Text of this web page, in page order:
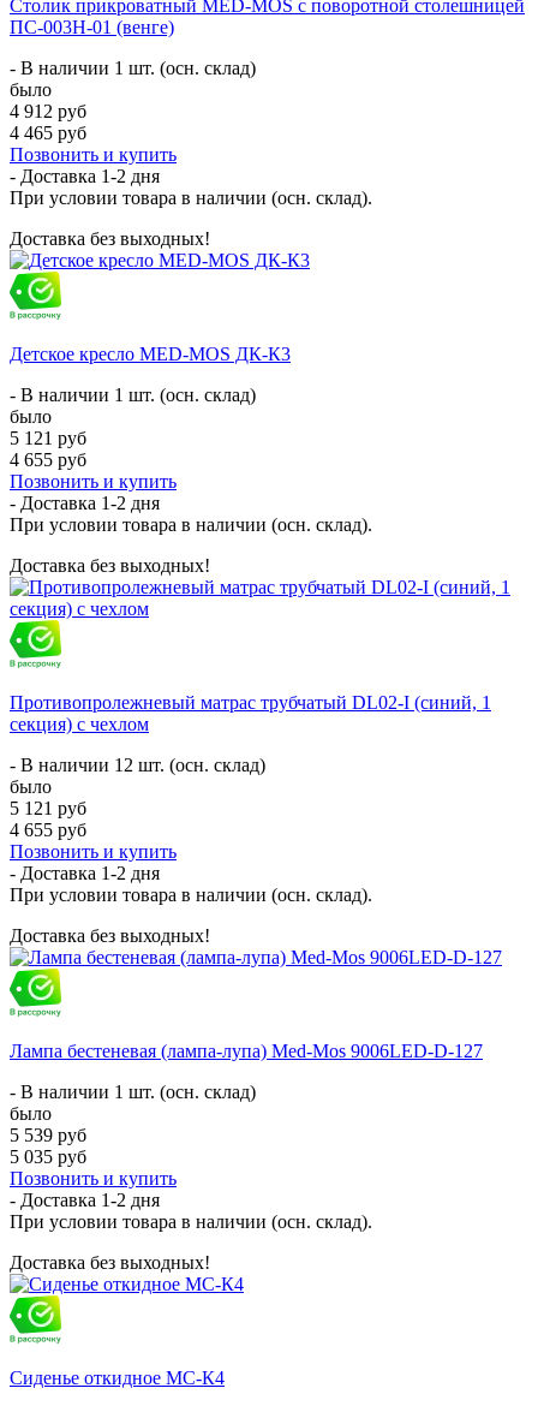
Столик прикроватный MED-MOS с поворотной столешницей
ПС-003Н-01 (венге)
- В наличии 1 шт. (осн. склад)
было
4 912 руб
4 465 руб
Позвонить и купить
- Доставка 1-2 дня
При условии товара в наличии (осн. склад).
Доставка без выходных!
Детское кресло MED-MOS ДК-К3
- В наличии 1 шт. (осн. склад)
было
5 121 руб
4 655 руб
Позвонить и купить
- Доставка 1-2 дня
При условии товара в наличии (осн. склад).
Доставка без выходных!
Противопролежневый матрас трубчатый DL02-I (синий, 1
секция) с чехлом
- В наличии 12 шт. (осн. склад)
было
5 121 руб
4 655 руб
Позвонить и купить
- Доставка 1-2 дня
При условии товара в наличии (осн. склад).
Доставка без выходных!
Лампа бестеневая (лампа-лупа) Med-Mos 9006LED-D-127
- В наличии 1 шт. (осн. склад)
было
5 539 руб
5 035 руб
Позвонить и купить
- Доставка 1-2 дня
При условии товара в наличии (осн. склад).
Доставка без выходных!
Сиденье откидное МС-К4